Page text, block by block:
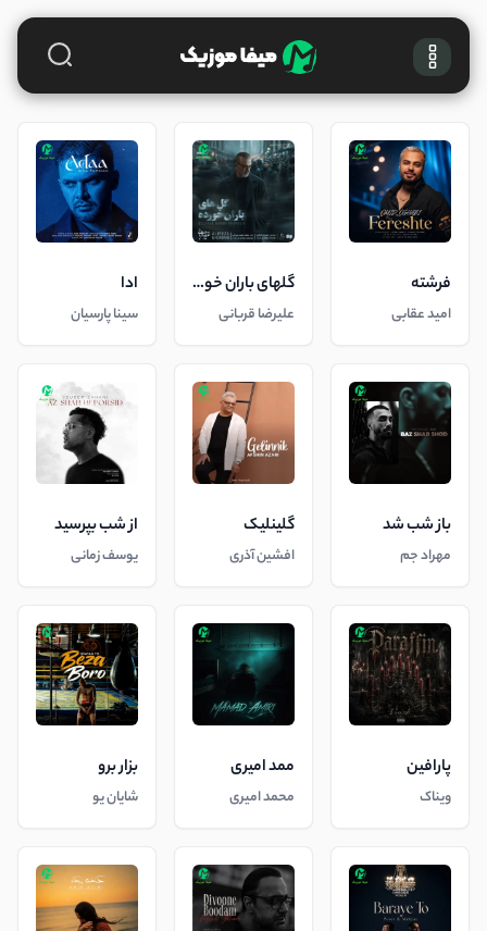
فرشته
امید عقابی
گلهای باران خورده
علیرضا قربانی
ادا
سینا پارسیان
باز شب شد
مهراد جم
گلینلیک
افشین آذری
از شب بپرسید
یوسف زمانی
پارافین
ویناک
ممد امیری
محمد امیری
بزار برو
شایان یو